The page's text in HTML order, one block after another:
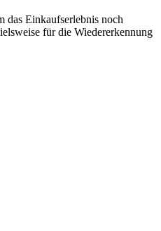
das Einkaufserlebnis noch
für die Wiedererkennung